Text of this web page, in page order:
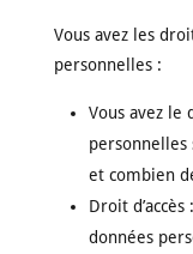
Vous avez les
personnelles :
Vous avez le
personnelles
et combien
Droit
données